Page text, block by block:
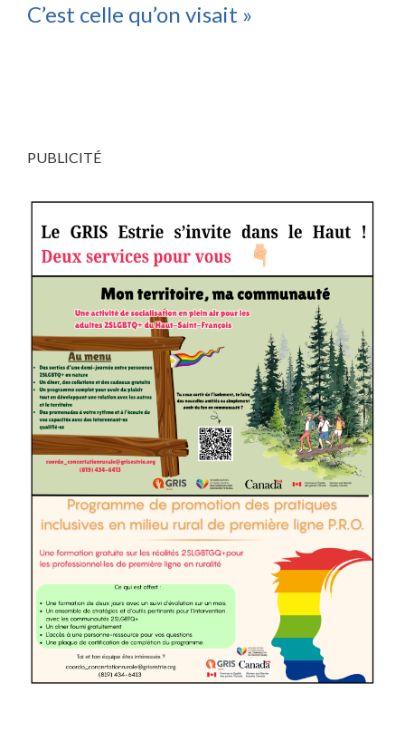
C’est celle qu’on visait »
PUBLICITÉ